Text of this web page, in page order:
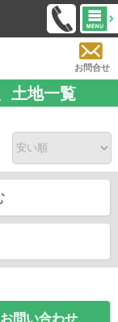
お問合せ
土地一覧
お問い合わせ